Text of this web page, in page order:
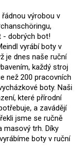
výrobou v
- dobrých bot!
vyrábí boty v
je dnes naše ruční
každý stroj
než 200 pracovních
boty. Naši
které přírodní
a zavádějí
jsme se ručně
masový trh. Díky
boty v ruční